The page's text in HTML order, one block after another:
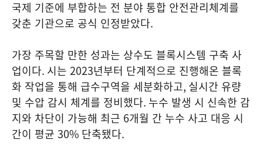
국제 기준에 부합하는 전 분야 통합 안전관리체계를
갖춘 기관으로 공식 인정받았다.
가장 주목할 만한 성과는 상수도 블록시스템 구축 사
업이다. 시는 2023년부터 단계적으로 진행해온 블록
화 작업을 통해 급수구역을 세분화하고, 실시간 유량
및 수압 감시 체계를 정비했다. 누수 발생 시 신속한 감
지와 차단이 가능해 최근 6개월 간 누수 사고 대응 시
간이 평균 30% 단축됐다.